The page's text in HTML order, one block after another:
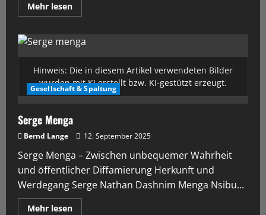
Mehr lesen
Hinweis: Die in diesem Artikel verwendeten Bilder
wurden mit KI erstellt bzw. KI-gestützt erzeugt.
Gesellschaft & Spaltung
Serge Menga
Bernd Lange 12. September 2025
Serge Menga – Zwischen unbequemer Wahrheit
und öffentlicher Diffamierung Herkunft und
Werdegang Serge Nathan Dashnim Menga Nsibu...
Mehr lesen